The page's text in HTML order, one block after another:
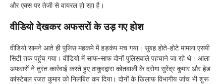
और एक्स पर तेजी से वायरल हो रहा है।
वीडियो देखकर अफसरों के उड़ गए होश
वीडियो सामने आते ही पुलिस महकमे में हड़कंप मच गया। सुबह होते-होटे मामला एसपी
सिटी तक पहुंच गया। वीडियो में साफ-साफ दोनों पुलिसवाले पहचाने जा रहे थे। आला
अफसरों ने तुरंत कार्रवाई करते हुए ठाकुरद्वारा कोतवाली के दरोगा सुरेंद्र कुमार और हेड
कांस्टेबल रजत कुमार को निलंबित कर दिया। दोनों के खिलाफ विभागीय जांच भी शुरू